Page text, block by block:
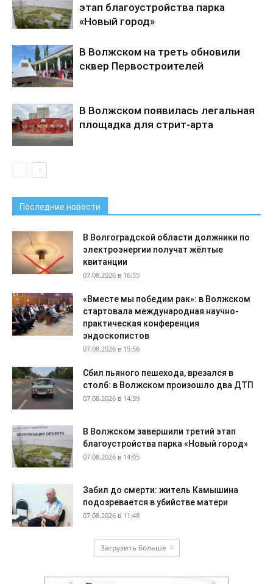
этап благоустройства парка
«Новый город»
В Волжском на треть обновили
сквер Первостроителей
В Волжском появилась легальная
площадка для стрит-арта
Последние новости
В Волгоградской области должники по
электроэнергии получат жёлтые
квитанции
07.08.2026 в 16:55
«Вместе мы победим рак»: в Волжском
стартовала международная научно-
практическая конференция
эндоскопистов
07.08.2026 в 15:56
Сбил пьяного пешехода, врезался в
столб: в Волжском произошло два ДТП
07.08.2026 в 14:39
В Волжском завершили третий этап
благоустройства парка «Новый город»
07.08.2026 в 14:05
Забил до смерти: житель Камышина
подозревается в убийстве матери
07.08.2026 в 11:48
Загрузить больше